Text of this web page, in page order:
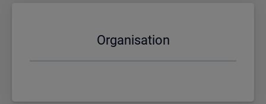
Or­ga­ni­sa­ti­on